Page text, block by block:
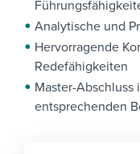
Analytische und
Hervorragende
Redefähigkeiten
Master-
entsprechenden